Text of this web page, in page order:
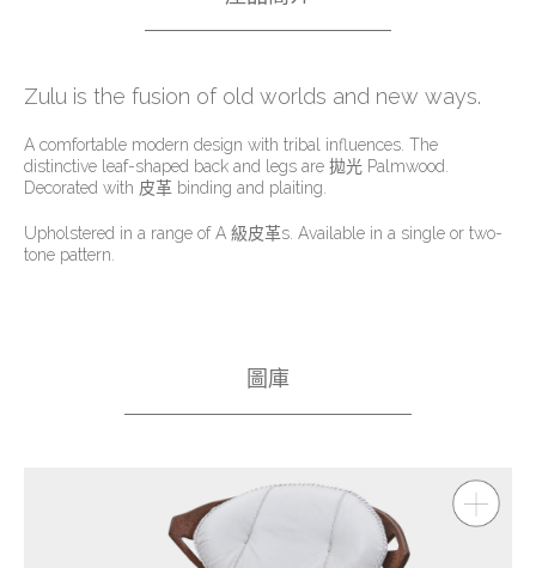
Zulu is the fusion of old worlds and new ways.
A comfortable modern design with tribal influences. The
distinctive leaf-shaped back and legs are 拋光 Palmwood.
Decorated with 皮革 binding and plaiting.
Upholstered in a range of A 級皮革s. Available in a single or two-
tone pattern.
圖庫